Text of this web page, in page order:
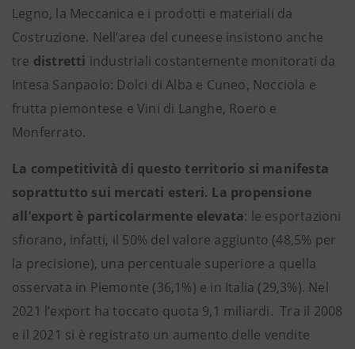
Legno, la Meccanica e i prodotti e materiali da
Costruzione. Nell’area del cuneese insistono anche
tre distretti industriali costantemente monitorati da
Intesa Sanpaolo: Dolci di Alba e Cuneo, Nocciola e
frutta piemontese e Vini di Langhe, Roero e
Monferrato.
La competitività di questo territorio si manifesta
soprattutto sui mercati esteri. La propensione
all’export è particolarmente elevata: le esportazioni
sfiorano, infatti, il 50% del valore aggiunto (48,5% per
la precisione), una percentuale superiore a quella
osservata in Piemonte (36,1%) e in Italia (29,3%). Nel
2021 l’export ha toccato quota 9,1 miliardi. Tra il 2008
e il 2021 si è registrato un aumento delle vendite